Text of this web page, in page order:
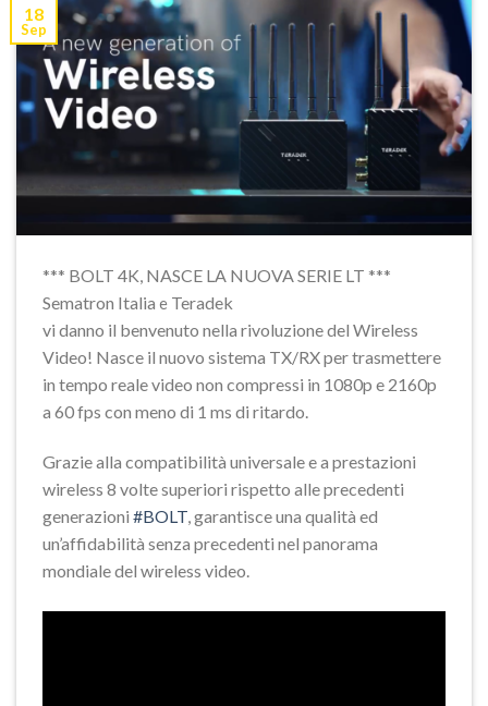
18
Sep
*** BOLT 4K, NASCE LA NUOVA SERIE LT ***
Sematron Italia e Teradek
vi danno il benvenuto nella rivoluzione del Wireless
Video! Nasce il nuovo sistema TX/RX per trasmettere
in tempo reale video non compressi in 1080p e 2160p
a 60 fps con meno di 1 ms di ritardo.
Grazie alla compatibilità universale e a prestazioni
wireless 8 volte superiori rispetto alle precedenti
generazioni #BOLT , garantisce una qualità ed
un’affidabilità senza precedenti nel panorama
mondiale del wireless video.